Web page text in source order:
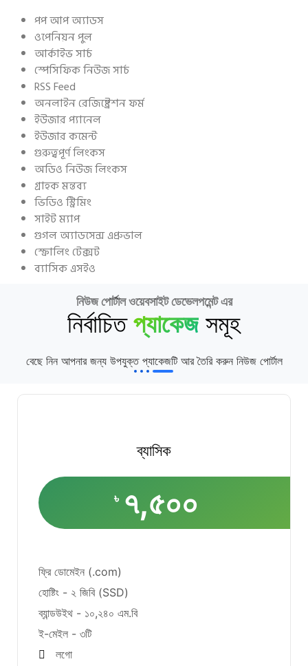
পপ আপ অ্যাডস
ওপেনিয়ন পুল
আর্কাইভ সার্চ
স্পেসিফিক নিউজ সার্চ
RSS Feed
অনলাইন রেজিষ্ট্রেশন ফর্ম
ইউজার প্যানেল
ইউজার কমেন্ট
গুরুত্বপূর্ণ লিংকস
অডিও নিউজ লিংকস
গ্রাহক মন্তব্য
ভিডিও স্ট্রিমিং
সাইট ম্যাপ
গুগল অ্যাডসেন্স এপ্রুভাল
স্ক্রোলিং টেক্সট
ব্যাসিক এসইও
নিউজ পোর্টাল ওয়েবসাইট ডেভেলপমেন্ট এর
নির্বাচিতপ্যাকেজ সমূহ
বেছে নিন আপনার জন্য উপযুক্ত প্যাকেজটি আর তৈরি করুন নিউজ পোর্টাল
ব্যাসিক
৳ ৭,৫০০
ফ্রি ডোমেইন (.com)
হোষ্টিং - ২ জিবি (SSD)
ব্যান্ডউইথ - ১০,২৪০ এম.বি
ই-মেইল - ৩টি
লগো